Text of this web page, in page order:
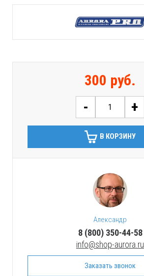
300 руб.
-
+
В КОРЗИНУ
Александр
8 (800) 350-44-58
info@shop-aurora.ru
Заказать звонок